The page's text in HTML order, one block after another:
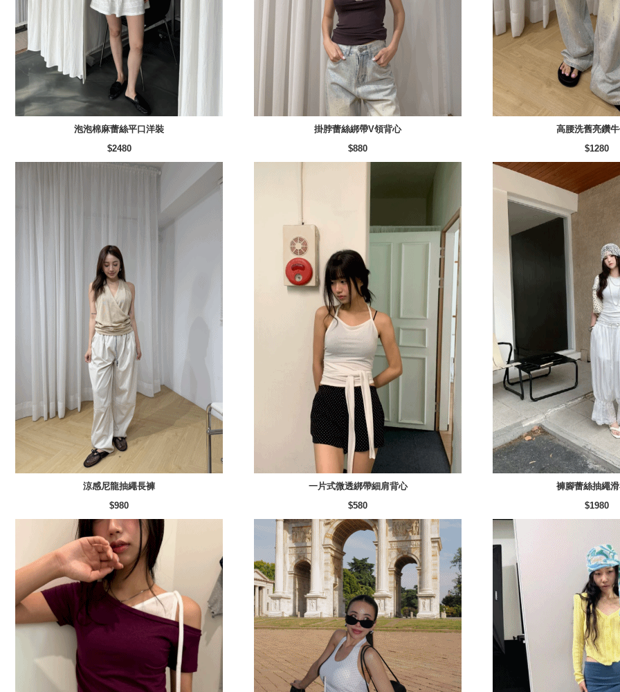
泡泡棉麻蕾絲平口洋裝
$2480
掛脖蕾絲綁帶V領背心
$880
高腰洗舊亮鑽
$1280
涼感尼龍抽繩長褲
$980
一片式微透綁帶細肩背心
$580
褲腳蕾絲抽繩
$1980